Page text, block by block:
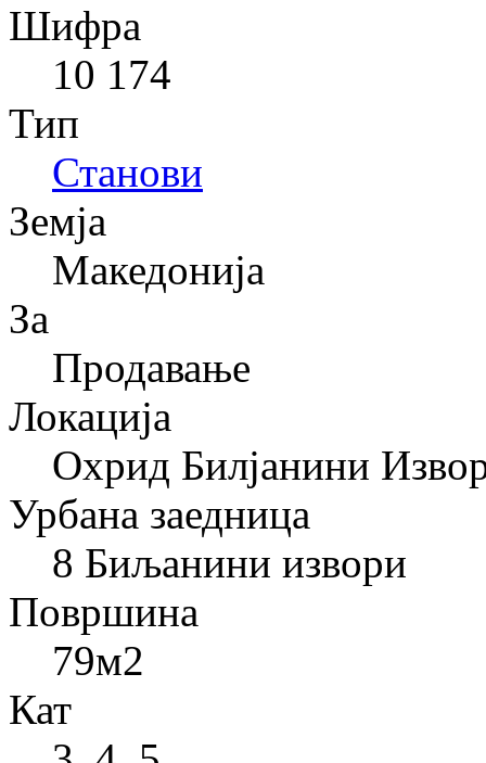
Шифра
10 174
Тип
Станови
Земја
Македонија
За
Продавање
Локација
Охрид Билјанини
Урбана заедница
8 Биљанини извори
Површина
79м2
Кат